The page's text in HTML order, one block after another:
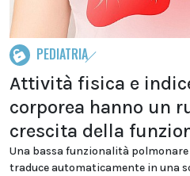
PEDIATRIA
Attività fisica e
corporea hanno un
crescita della
Una bassa funzionalità
traduce automaticamente in una